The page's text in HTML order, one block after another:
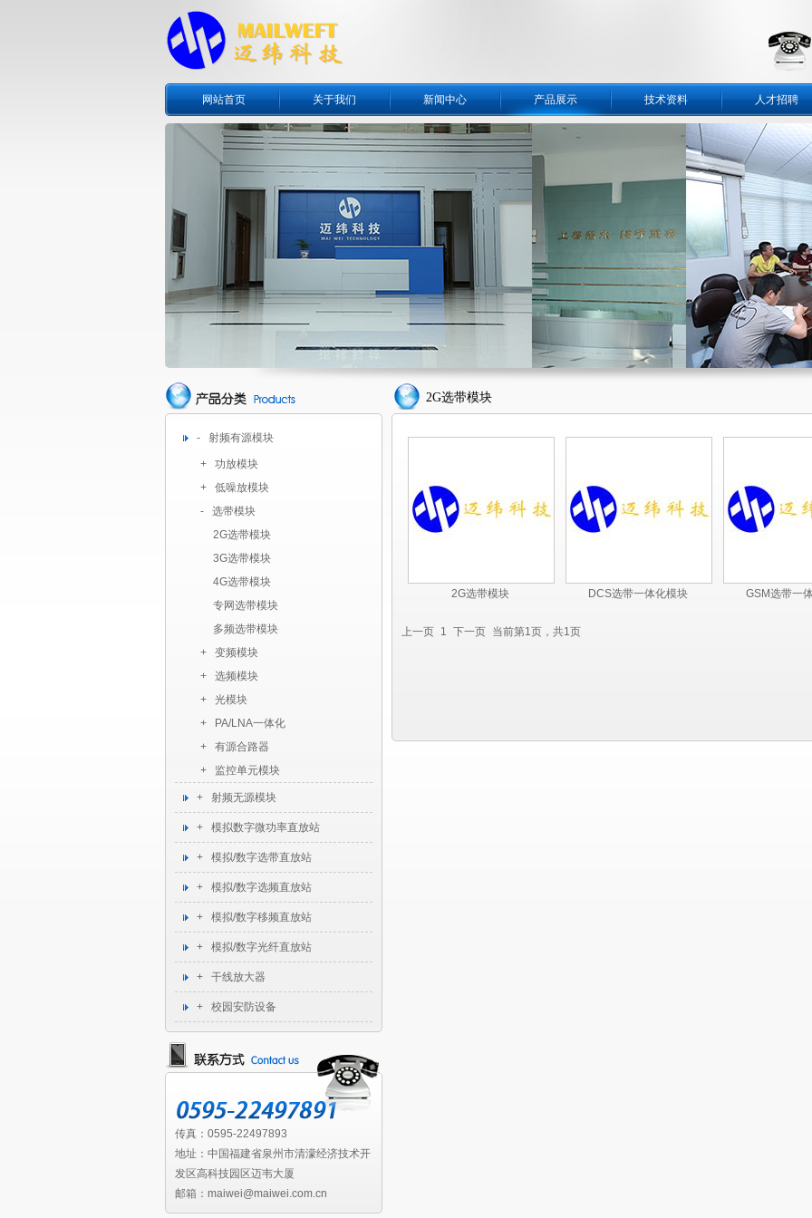
网站首页 关于我们 新闻中心 产品展示 技术资料 人才招聘
- 射频有源模块
+ 功放模块
+ 低噪放模块
- 选带模块
2G选带模块
3G选带模块
4G选带模块
专网选带模块
多频选带模块
+ 变频模块
+ 选频模块
+ 光模块
+ PA/LNA一体化
+ 有源合路器
+ 监控单元模块
+ 射频无源模块
+ 模拟数字微功率直放站
+ 模拟/数字选带直放站
+ 模拟/数字选频直放站
+ 模拟/数字移频直放站
+ 模拟/数字光纤直放站
+ 干线放大器
+ 校园安防设备
传真：0595-22497893
地址：中国福建省泉州市清濛经济技术开
发区高科技园区迈韦大厦
邮箱：maiwei@maiwei.com.cn
2G选带模块
2G选带模块 DCS选带一体化模块 GSM选带一
上一页 1 下一页 当前第1页，共1页